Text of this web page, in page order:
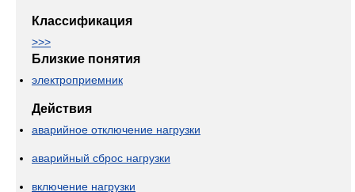
Классификация
>>>
Близкие понятия
электроприемник
Действия
аварийное отключение нагрузки
аварийный сброс нагрузки
включение нагрузки